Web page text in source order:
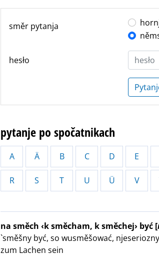
směr pytanja
hesło
pytanje po spočatnikach
A Ä B C D E
R S T U Ü V
na směch ‹k směcham, k směchej› być [
`směšny być, so wusměšować,
zum Lachen sein